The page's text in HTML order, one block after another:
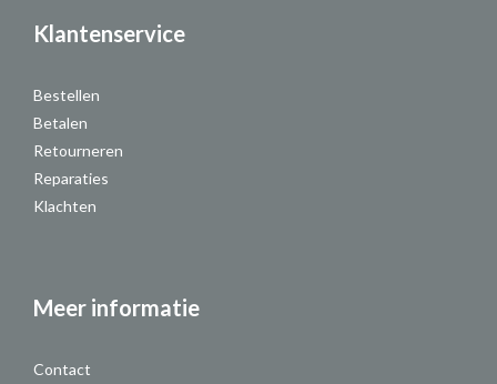
Klantenservice
Bestellen
Betalen
Retourneren
Reparaties
Klachten
Meer informatie
Contact